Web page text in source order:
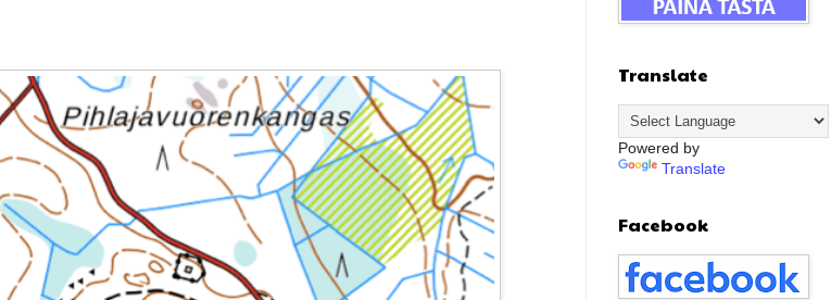
Translate
Powered by
Translate
Facebook